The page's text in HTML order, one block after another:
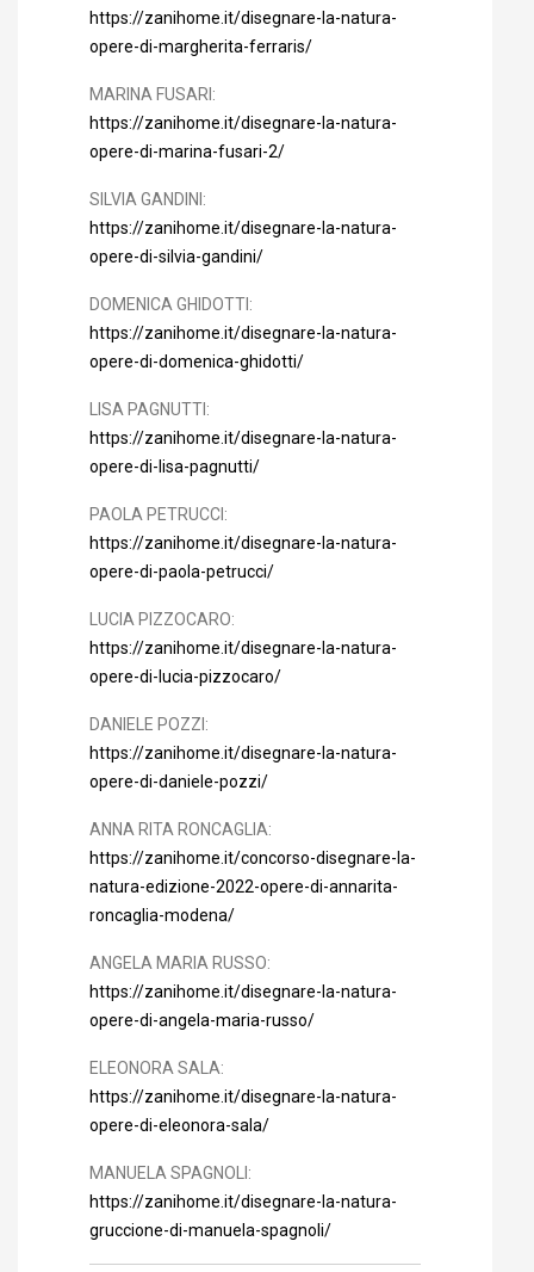
https://zanihome.it/disegnare-la-natura-
opere-di-margherita-ferraris/
MARINA FUSARI:
https://zanihome.it/disegnare-la-natura-
opere-di-marina-fusari-2/
SILVIA GANDINI:
https://zanihome.it/disegnare-la-natura-
opere-di-silvia-gandini/
DOMENICA GHIDOTTI:
https://zanihome.it/disegnare-la-natura-
opere-di-domenica-ghidotti/
LISA PAGNUTTI:
https://zanihome.it/disegnare-la-natura-
opere-di-lisa-pagnutti/
PAOLA PETRUCCI:
https://zanihome.it/disegnare-la-natura-
opere-di-paola-petrucci/
LUCIA PIZZOCARO:
https://zanihome.it/disegnare-la-natura-
opere-di-lucia-pizzocaro/
DANIELE POZZI:
https://zanihome.it/disegnare-la-natura-
opere-di-daniele-pozzi/
ANNA RITA RONCAGLIA:
https://zanihome.it/concorso-disegnare-la-
natura-edizione-2022-opere-di-annarita-
roncaglia-modena/
ANGELA MARIA RUSSO:
https://zanihome.it/disegnare-la-natura-
opere-di-angela-maria-russo/
ELEONORA SALA:
https://zanihome.it/disegnare-la-natura-
opere-di-eleonora-sala/
MANUELA SPAGNOLI:
https://zanihome.it/disegnare-la-natura-
gruccione-di-manuela-spagnoli/